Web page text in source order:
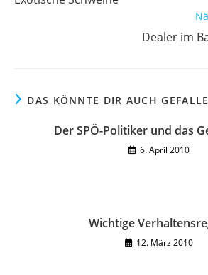
ansehen
Dealer im
DAS KÖNNTE DIR AUCH
Der SPÖ-Politiker und das
6. April 2010
Wichtige
12. März 2010